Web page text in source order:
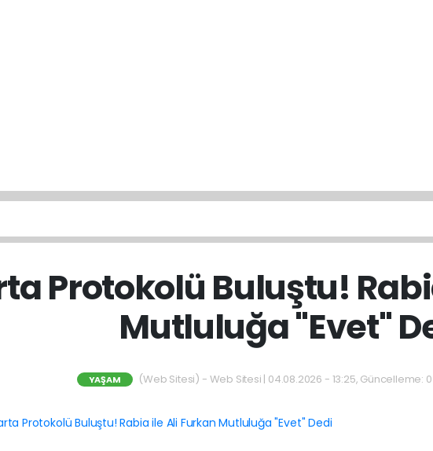
Protokolü Buluştu!
Mutluluğa "Evet"
YAŞAM (Web Sitesi) - Web Sitesi | 04.08.2026 - 13:25, Güncelleme: